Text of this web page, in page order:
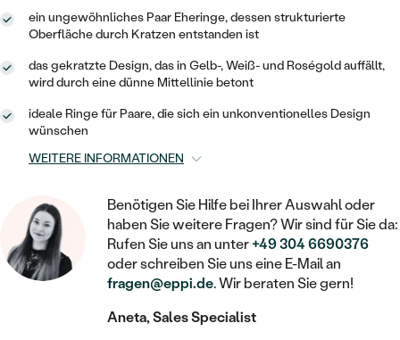
VINTAGE
AUSSERGEWÖHNLICHE
GEHÄMMERTE
IM SET
GÜNSTIG
AUSSERGEWÖHNLICH
GESTALTE EINEN RING
WÄHLE EINEN RING
DIAMANTEN ZUM EINFASSEN
LAB GROWN DIAMANTEN ZUM
EINFASSEN
FARBIGE DIAMANTEN ZUM EINFASSEN
ANHÄNGER / KETTEN
ARMBÄNDER
SCHMUCKSET
HERRENSCHMUCK
SCHMUCK FÜR KINDER
BROSCHEN
SCHMUCKZUBEHÖR
MINIMALISTISCHE
OHRHÄNGER
SOLITÄR
HERZ
PIERCINGS
ZUR GEBURT EINES KINDES
PERSONALISIERT
MIT STERNZEICHEN
MINIMALISTISCH
MEDAILLON
KETTEN
HERZKETTEN
NACH STYL
MINIMALISTISCHE
SIEGELRINGE
PERSONALISIERT
NACH EDELSTEIN
ein ungewöhnliches Paar Eheringe, dessen strukturierte
Oberfläche durch Kratzen entstanden ist
das gekratzte Design, das in Gelb-, Weiß- und Roségold auffällt,
wird durch eine dünne Mittellinie betont
ideale Ringe für Paare, die sich ein unkonventionelles Design
wünschen
WEITERE INFORMATIONEN
Benötigen Sie Hilfe bei Ihrer Auswahl oder
haben Sie weitere Fragen? Wir sind für Sie da:
Rufen Sie uns an unter+49 304 6690376
oder schreiben Sie uns eine E-Mail an
fragen@eppi.de. Wir beraten Sie gern!
Aneta, Sales Specialist